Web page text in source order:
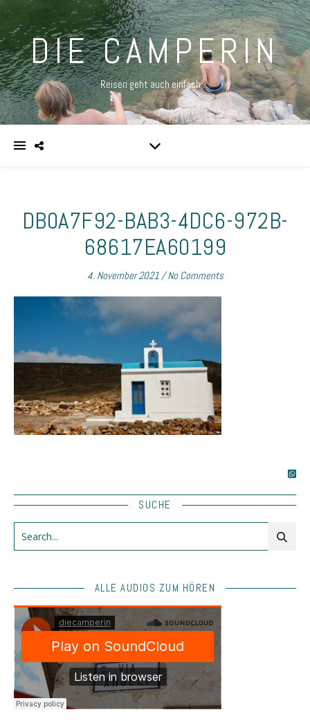
DIE CAMPERIN
Reisen geht auch einfach …
DB0A7F92-BAB3-4DC6-972B-
68617EA60199
4. November 2021/ No Comments
SUCHE
ALLE AUDIOS ZUM HÖREN